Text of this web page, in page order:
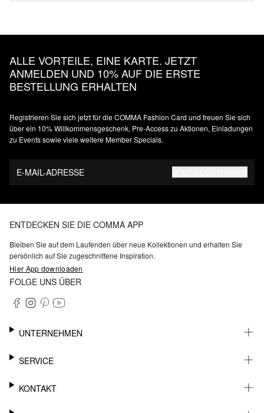
ALLE VORTEILE, EINE KARTE. JETZT
ANMELDEN UND 10% AUF DIE ERSTE
BESTELLUNG ERHALTEN
Registrieren Sie sich jetzt für die COMMA Fashion Card und freuen Sie sich
über ein 10% Willkommensgeschenk, Pre-Access zu Aktionen, Einladungen
zu Events sowie viele weitere Member Specials.
E-MAIL-ADRESSE
ENTDECKEN SIE DIE COMMA APP
Bleiben Sie auf dem Laufenden über neue Kollektionen und erhalten Sie
persönlich auf Sie zugeschnittene Inspiration.
Hier App downloaden
FOLGE UNS ÜBER
UNTERNEHMEN
KARRIERE
BARRIEREFREIHEIT
SERVICE
WHATSAPP
KONTAKT